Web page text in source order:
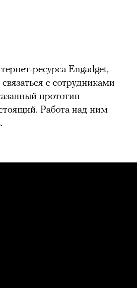
ресурса Engadget,
с сотрудниками
прототип
Работа над ним